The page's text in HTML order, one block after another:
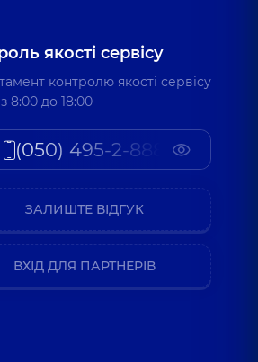
якості сервісу
контролю якості сервісу
8:00 до 18:00
(050) 495-2-888
ЗАЛИШТЕ ВІДГУК
ВХІД ДЛЯ ПАРТНЕРІВ